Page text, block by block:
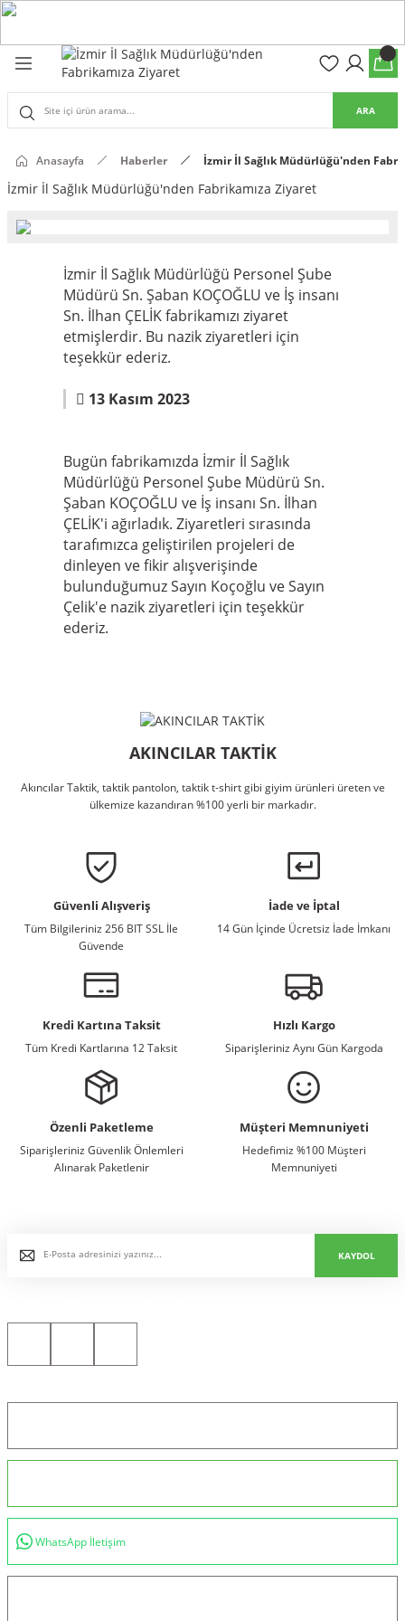
Pro Pantolon
Well) ve Arka Kabzalar
ARA
Anasayfa Haberler İzmir İl Sağlık Müdürlüğü'nden
İzmir İl Sağlık Müdürlüğü'nden Fabrikamıza Ziyaret
İzmir İl Sağlık Müdürlüğü Personel Şube
Müdürü Sn. Şaban KOÇOĞLU ve İş insanı
Sn. İlhan ÇELİK fabrikamızı ziyaret
etmişlerdir. Bu nazik ziyaretleri için
teşekkür ederiz.
13 Kasım 2023
Bugün fabrikamızda İzmir İl Sağlık
Müdürlüğü Personel Şube Müdürü Sn.
Şaban KOÇOĞLU ve İş insanı Sn. İlhan
ÇELİK'i ağırladık. Ziyaretleri sırasında
tarafımızca geliştirilen projeleri de
dinleyen ve fikir alışverişinde
bulunduğumuz Sayın Koçoğlu ve Sayın
Çelik'e nazik ziyaretleri için teşekkür
ederiz.
AKINCILAR TAKTİK
Akıncılar Taktik, taktik pantolon, taktik t-shirt gibi giyim ürünleri üreten ve
ülkemize kazandıran %100 yerli bir markadır.
Güvenli Alışveriş
Tüm Bilgileriniz 256 BIT SSL İle
Güvende
İade ve İptal
14 Gün İçinde Ücretsiz İade İmkanı
Kredi Kartına Taksit
Tüm Kredi Kartlarına 12 Taksit
Hızlı Kargo
Siparişleriniz Aynı Gün Kargoda
Özenli Paketleme
Siparişleriniz Güvenlik Önlemleri
Alınarak Paketlenir
Müşteri Memnuniyeti
Hedefimiz %100 Müşteri
Memnuniyeti
KAYDOL
WhatsApp İletişim